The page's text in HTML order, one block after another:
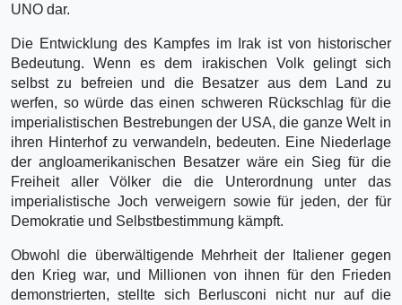
UNO dar.
Die Entwicklung des Kampfes im Irak ist von historischer
Bedeutung. Wenn es dem irakischen Volk gelingt sich
selbst zu befreien und die Besatzer aus dem Land zu
werfen, so würde das einen schweren Rückschlag für die
imperialistischen Bestrebungen der USA, die ganze Welt in
ihren Hinterhof zu verwandeln, bedeuten. Eine Niederlage
der angloamerikanischen Besatzer wäre ein Sieg für die
Freiheit aller Völker die die Unterordnung unter das
imperialistische Joch verweigern sowie für jeden, der für
Demokratie und Selbstbestimmung kämpft.
Obwohl die überwältigende Mehrheit der Italiener gegen
den Krieg war, und Millionen von ihnen für den Frieden
demonstrierten, stellte sich Berlusconi nicht nur auf die